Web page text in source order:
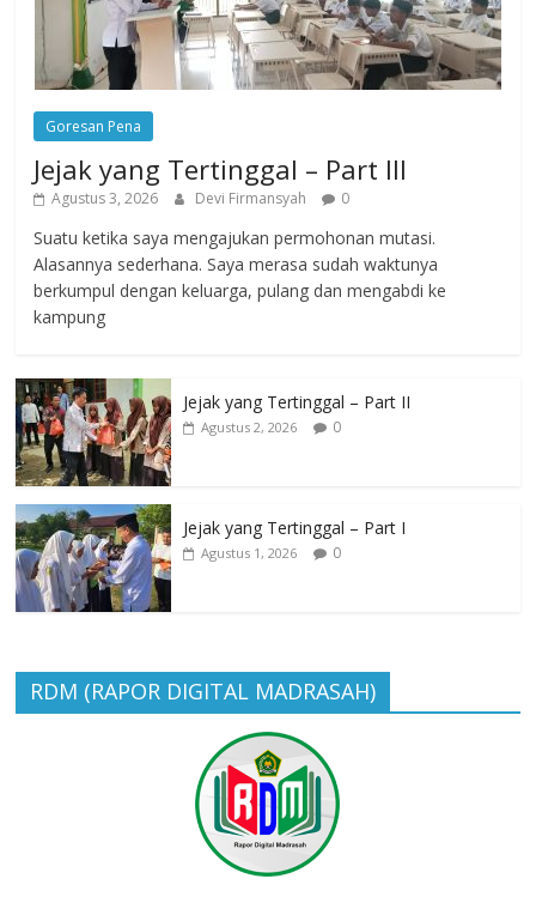
Goresan Pena
Jejak yang Tertinggal – Part III
Agustus 3, 2026 Devi Firmansyah 0
Suatu ketika saya mengajukan permohonan mutasi.
Alasannya sederhana. Saya merasa sudah waktunya
berkumpul dengan keluarga, pulang dan mengabdi ke
kampung
Jejak yang Tertinggal – Part II
Agustus 2, 2026 0
Jejak yang Tertinggal – Part I
Agustus 1, 2026 0
RDM (RAPOR DIGITAL MADRASAH)